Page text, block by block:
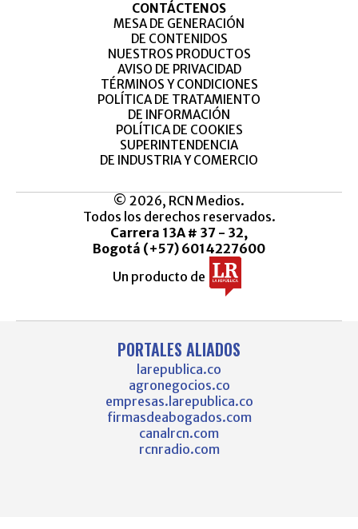
CONTÁCTENOS
MESA DE GENERACIÓN
DE CONTENIDOS
NUESTROS PRODUCTOS
AVISO DE PRIVACIDAD
TÉRMINOS Y CONDICIONES
POLÍTICA DE TRATAMIENTO
DE INFORMACIÓN
POLÍTICA DE COOKIES
SUPERINTENDENCIA
DE INDUSTRIA Y COMERCIO
© 2026, RCN Medios.
Todos los derechos reservados.
Carrera 13A # 37 - 32,
Bogotá (+57) 6014227600
Un producto de
PORTALES ALIADOS
larepublica.co
agronegocios.co
empresas.larepublica.co
firmasdeabogados.com
canalrcn.com
rcnradio.com